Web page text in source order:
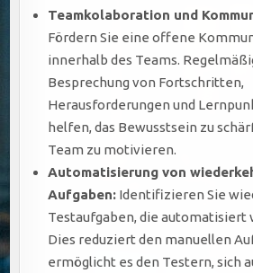
Teamkolaboration und
Fördern Sie eine offene
innerhalb des Teams.
Besprechung von Fortschritten,
Herausforderungen und
helfen, das Bewusstsein zu
Team zu motivieren.
Automatisierung von
Aufgaben: Identifizieren Sie
Testaufgaben, die automatisiert
Dies reduziert den manuellen
ermöglicht es den Testern, sich